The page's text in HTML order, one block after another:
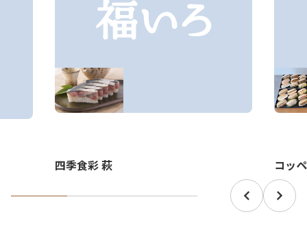
四季食彩 萩 コッ